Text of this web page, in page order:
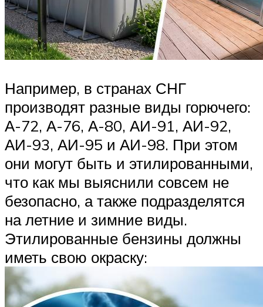
Например, в странах СНГ
производят разные виды горючего:
А-72, А-76, А-80, АИ-91, АИ-92,
АИ-93, АИ-95 и АИ-98. При этом
они могут быть и этилированными,
что как мы выяснили совсем не
безопасно, а также подразделятся
на летние и зимние виды.
Этилированные бензины должны
иметь свою окраску: